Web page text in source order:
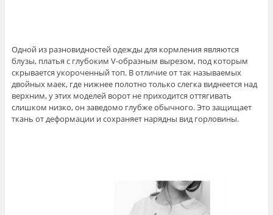
Одной из разновидностей одежды для кормления являются
блузы, платья с глубоким V-образным вырезом, под которым
скрывается укороченный топ. В отличие от так называемых
двойных маек, где нижнее полотно только слегка виднеется над
верхним, у этих моделей ворот не приходится оттягивать
слишком низко, он заведомо глубже обычного. Это защищает
ткань от деформации и сохраняет нарядны вид горловины.